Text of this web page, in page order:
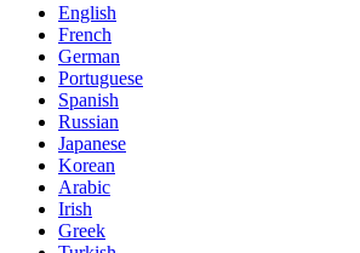
English
French
German
Portuguese
Spanish
Russian
Japanese
Korean
Arabic
Irish
Greek